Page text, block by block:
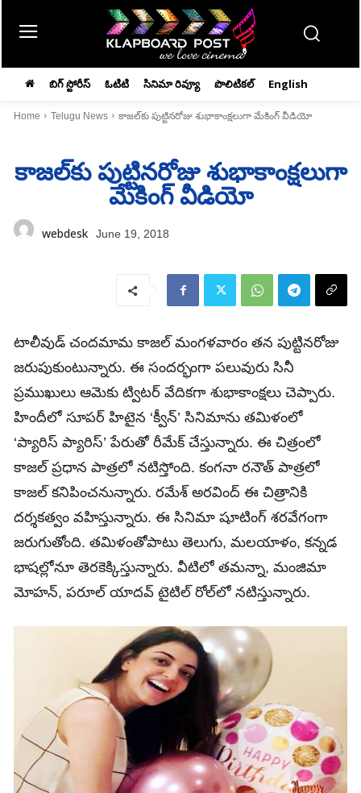
బిగ్ స్టోరీస్ ఓటిటి సినిమా రివ్యూ పొలిటికల్ English
Home Telugu News కాజల్‌కు పుట్టినరోజు శుభాకాంక్షలుగా మేకింగ్‌ వీడియో
కాజల్‌కు పుట్టినరోజు శుభాకాంక్షలుగా
మేకింగ్‌ వీడియో
webdesk June 19, 2018
టాలీవుడ్‌ చందమామ కాజల్‌ మంగళవారం తన పుట్టినరోజు
జరుపుకుంటున్నారు. ఈ సందర్భంగా పలువురు సినీ
ప్రముఖులు ఆమెకు ట్విటర్‌ వేదికగా శుభాకాంక్షలు చెప్పారు.
హిందీలో సూపర్‌ హిటైన ‘క్వీన్‌’ సినిమాను తమిళంలో
‘ప్యారిస్‌ ప్యారిస్‌’ పేరుతో రీమేక్‌ చేస్తున్నారు. ఈ చిత్రంలో
కాజల్‌ ప్రధాన పాత్రలో నటిస్తోంది. కంగనా రనౌత్‌ పాత్రలో
కాజల్‌ కనిపించనున్నారు. రమేశ్‌ అరవింద్‌ ఈ చిత్రానికి
దర్శకత్వం వహిస్తున్నారు. ఈ సినిమా షూటింగ్‌ శరవేగంగా
జరుగుతోంది. తమిళంతోపాటు తెలుగు, మలయాళం, కన్నడ
భాషల్లోనూ తెరకెక్కిస్తున్నారు. వీటిలో తమన్నా, మంజిమా
మోహన్‌, పరూల్‌ యాదవ్ టైటిల్‌ రోల్‌లో‌ నటిస్తున్నారు.